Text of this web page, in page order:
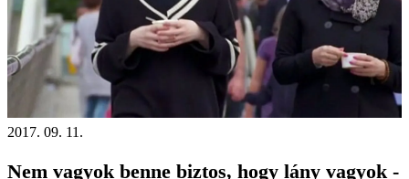
2017. 09. 11.
Nem vagyok benne biztos, hogy lány vagyok -